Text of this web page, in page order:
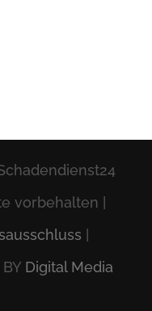
vorbehalten |
BY Digital Media